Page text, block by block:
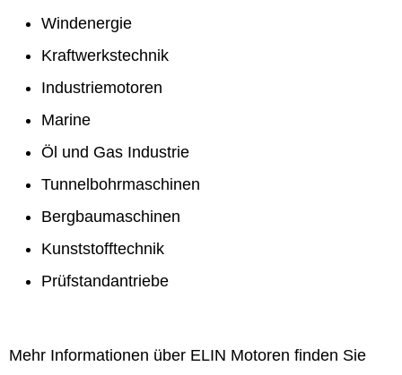
Windenergie
Kraftwerkstechnik
Industriemotoren
Marine
Öl und Gas Industrie
Tunnelbohrmaschinen
Bergbaumaschinen
Kunststofftechnik
Prüfstandantriebe
Mehr Informationen über ELIN Motoren finden Sie